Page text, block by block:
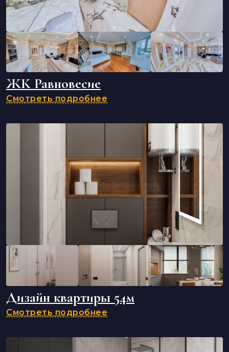
ЖК Равновесие
Смотреть подробнее
Дизайн квартиры 54м
Смотреть подробнее